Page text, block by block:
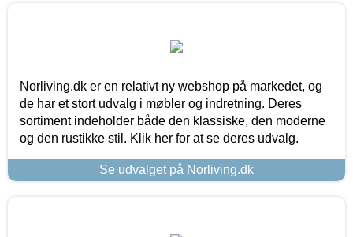
Norliving.dk er en relativt ny webshop på markedet, og
de har et stort udvalg i møbler og indretning. Deres
sortiment indeholder både den klassiske, den moderne
og den rustikke stil. Klik her for at se deres udvalg.
Se udvalget på Norliving.dk